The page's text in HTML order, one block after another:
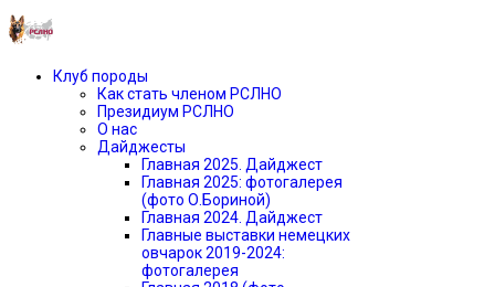
Клуб породы
Как стать членом РСЛНО
Президиум РСЛНО
О нас
Дайджесты
Главная 2025. Дайджест
Главная 2025: фотогалерея
(фото О.Бориной)
Главная 2024. Дайджест
Главные выставки немецких
овчарок 2019-2024:
фотогалерея